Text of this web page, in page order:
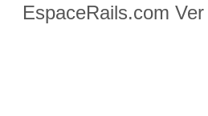
EspaceRails.com